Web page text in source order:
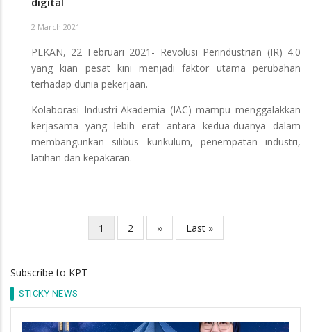
2 March 2021
PEKAN, 22 Februari 2021- Revolusi Perindustrian (IR) 4.0
yang kian pesat kini menjadi faktor utama perubahan
terhadap dunia pekerjaan.
Kolaborasi Industri-Akademia (IAC) mampu menggalakkan
kerjasama yang lebih erat antara kedua-duanya dalam
membangunkan silibus kurikulum, penempatan industri,
latihan dan kepakaran.
Current
page
1 Page
2
Next
page
››
Last
page
Last »
Subscribe to KPT
STICKY NEWS